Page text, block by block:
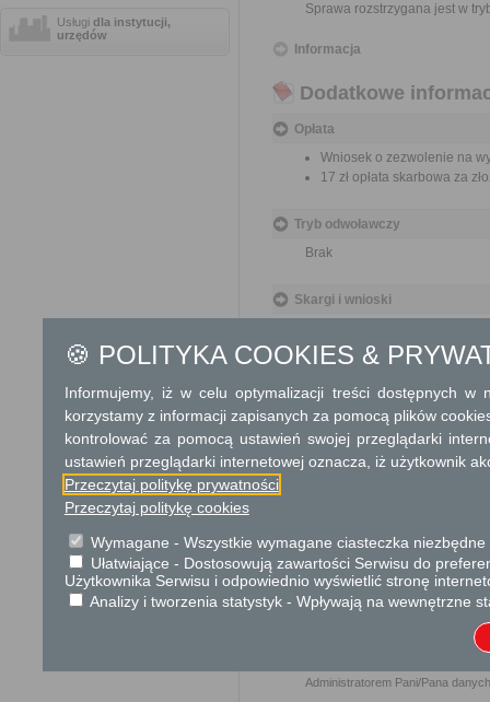
Usługi dla instytucji,
urzędów
Sprawa rozstrzygana jest w
Informacja
Dodatkowe
Opłata
Wniosek o zezwolenie na
17 zł opłata skarbowa za
Tryb odwoławczy
Brak
Skargi i wnioski
ich pracowników, naruszenie
spraw.
Przedmiotem wniosku
usprawnienie pracy i
Organ właściwy dla
miesiąca.
Ustawa z dnia 6 lipca
Ochrona danych osobowych
Zgodnie z art. 13 ust. 1 i ust. 2
ochrony osób fizycznych w
uchylenia dyrektywy 95/46/WE
Administratorem Pani/Pana
🍪 POLITYKA COOKIES &
Informujemy, iż w celu optymalizacji treści dostępnych w
korzystamy z informacji zapisanych za pomocą plików
kontrolować za pomocą ustawień swojej przeglądarki
ustawień przeglądarki internetowej oznacza, iż użytkownik
Przeczytaj politykę prywatności
Przeczytaj politykę cookies
Wymagane - Wszystkie wymagane ciasteczka
Ułatwiające - Dostosowują zawartości Serwisu do
Użytkownika Serwisu i odpowiednio wyświetlić stronę
Analizy i tworzenia statystyk - Wpływają na wewnętrzne